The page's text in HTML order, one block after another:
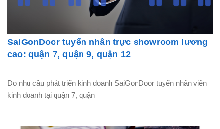
SaiGonDoor tuyển nhân trực showroom lương
cao: quận 7, quận 9, quận 12
Do nhu cầu phát triển kinh doanh SaiGonDoor tuyển nhân viên
kinh doanh tại quận 7, quận